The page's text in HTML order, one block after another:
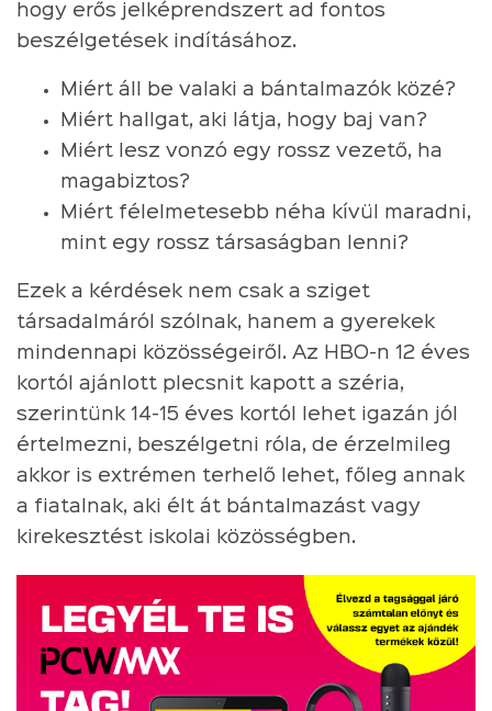
hogy erős jelképrendszert ad fontos
beszélgetések indításához.
Miért áll be valaki a bántalmazók közé?
Miért hallgat, aki látja, hogy baj van?
Miért lesz vonzó egy rossz vezető, ha
magabiztos?
Miért félelmetesebb néha kívül maradni,
mint egy rossz társaságban lenni?
Ezek a kérdések nem csak a sziget
társadalmáról szólnak, hanem a gyerekek
mindennapi közösségeiről. Az HBO-n 12 éves
kortól ajánlott plecsnit kapott a széria,
szerintünk 14-15 éves kortól lehet igazán jól
értelmezni, beszélgetni róla, de érzelmileg
akkor is extrémen terhelő lehet, főleg annak
a fiatalnak, aki élt át bántalmazást vagy
kirekesztést iskolai közösségben.